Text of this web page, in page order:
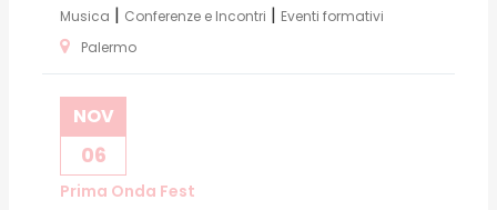
Musica | Conferenze e Incontri | Eventi formativi
Palermo
NOV
06
Prima Onda Fest